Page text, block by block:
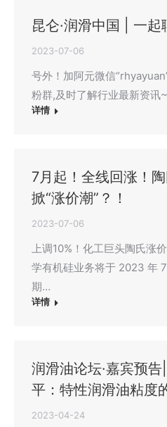
昆仑·润滑中国 | 一
2023-07-06
号外！加阿元微信
粉群,及时了解行业最新资
详情
7月起！全线回涨！
掀“涨价潮”？！
2023-07-06
上调10%！化工巨头陶氏涨
学有机硅业务将于 2023 年
期…
详情
润滑油论坛·嘉宾预告
平：特性润滑油粘度
2023-04-24